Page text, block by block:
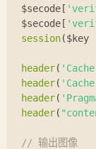
$secode [
$secode [
session($key
header(
header(
header(
header(
// 输出图像